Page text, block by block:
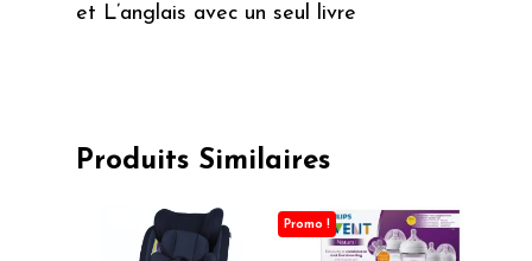
et L’anglais avec un seul livre
Produits Similaires
Promo !